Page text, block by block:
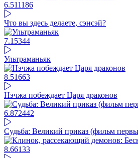
6.511186
Что вы здесь делаете, сэнсэй?
7.15344
Ультраманьяк
8.51663
Нэчжа побеждает Царя драконов
6.872442
Судьба: Великий приказ (фильм
8.66133